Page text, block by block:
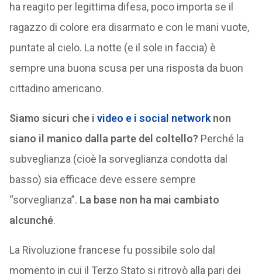
ha reagito per legittima difesa, poco importa se il
ragazzo di colore era disarmato e con le mani vuote,
puntate al cielo. La notte (e il sole in faccia) è
sempre una buona scusa per una risposta da buon
cittadino americano.
Siamo sicuri che i video e i social networknon
siano il manico dalla parte del coltello? Perché la
subveglianza (cioè la sorveglianza condotta dal
basso) sia efficace deve essere sempre
“sorveglianza”. La base non ha mai cambiato
alcunché.
La Rivoluzione francese fu possibile solo dal
momento in cui il Terzo Stato si ritrovò alla pari dei